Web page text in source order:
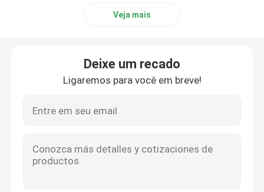
Contacte-nos
Notícia
Peça umas citações
Veja mais
Deixe um recado
Ligaremos para você em breve!